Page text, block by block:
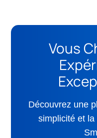
Vous
Découvrez une
simplicité et